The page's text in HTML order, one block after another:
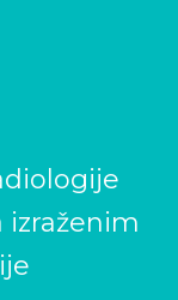
izraženim